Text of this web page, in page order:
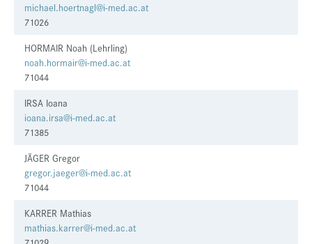
michael.hoertnagl@i-med.ac.at
71026
HORMAIR Noah (Lehrling)
noah.hormair@i-med.ac.at
71044
IRSA Ioana
ioana.irsa@i-med.ac.at
71385
JÄGER Gregor
gregor.jaeger@i-med.ac.at
71044
KARRER Mathias
mathias.karrer@i-med.ac.at